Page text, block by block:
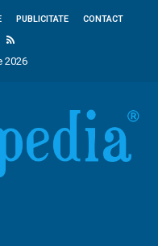
PUBLICITATE CONTACT
2026